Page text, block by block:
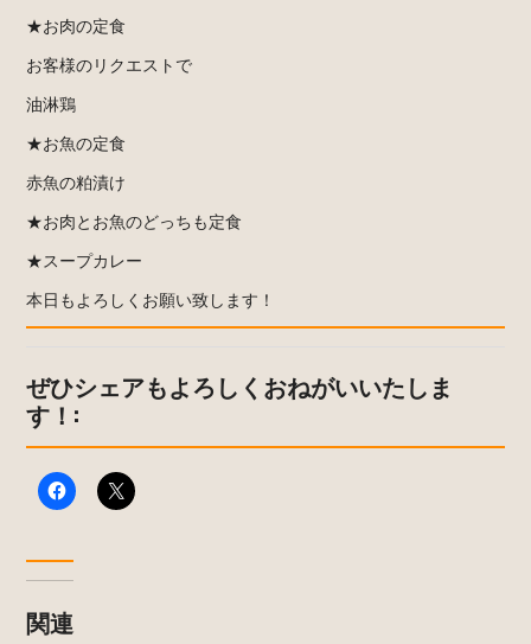
★お肉の定食
お客様のリクエストで
油淋鶏
★お魚の定食
赤魚の粕漬け
★お肉とお魚のどっちも定食
★スープカレー
本日もよろしくお願い致します！
ぜひシェアもよろしくおねがいいたしま
す！:
関連